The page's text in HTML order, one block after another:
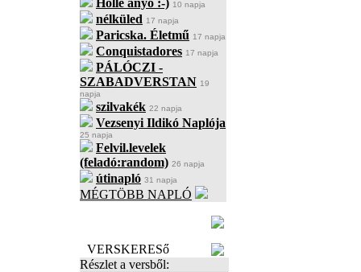
Holle anyó :-) 10 napja
nélküled 17 napja
Paricska. Életmű 17 napja
Conquistadores 17 napja
PÁLÓCZI -
SZABADVERSTAN 19
napja
szilvakék 22 napja
Vezsenyi Ildikó Naplója
25 napja
Felvil.levelek
(feladó:random) 26 napja
útinapló 31 napja
MÉGTÖBB NAPLÓ
VERSKERESő
Részlet a versből: